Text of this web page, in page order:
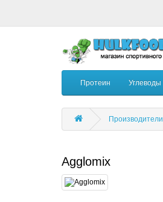
Протеин Углеводы
Производители
Agglomix